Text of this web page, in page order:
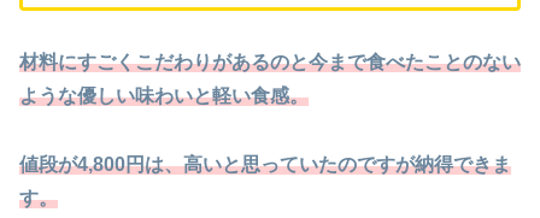
材料にすごくこだわりがあるのと今まで食べたことのない
ような優しい味わいと軽い食感。
値段が4,800円は、高いと思っていたのですが納得できま
す。